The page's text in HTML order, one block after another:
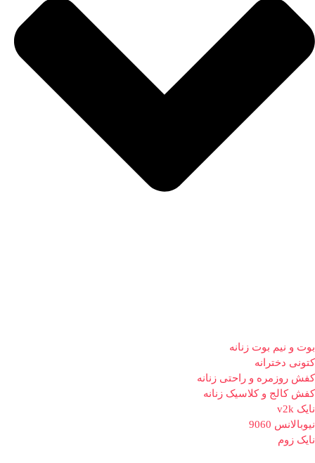
بوت و نیم بوت زنانه
کتونی دخترانه
کفش روزمره و راحتی زنانه
کفش کالج و کلاسیک زنانه
نایک v2k
نیوبالانس 9060
نایک زوم